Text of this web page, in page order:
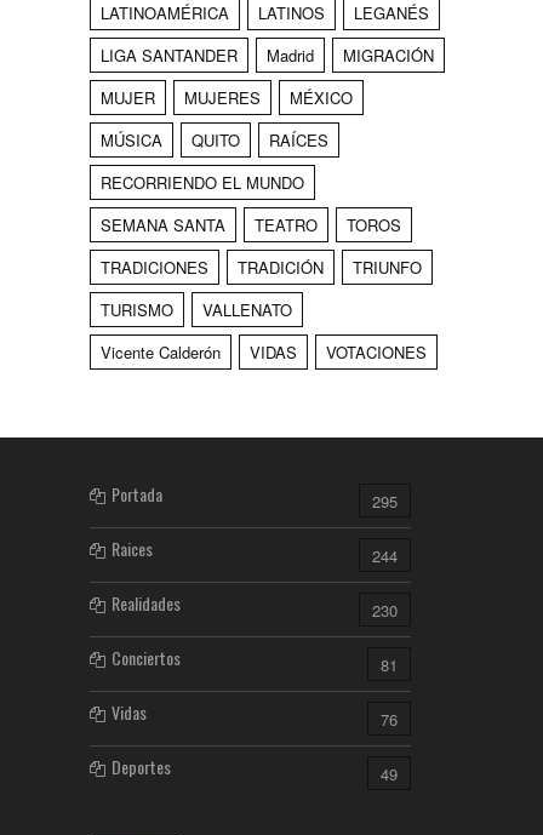
LATINOAMÉRICA
LATINOS
LEGANÉS
LIGA SANTANDER
Madrid
MIGRACIÓN
MUJER
MUJERES
MÉXICO
MÚSICA
QUITO
RAÍCES
RECORRIENDO EL MUNDO
SEMANA SANTA
TEATRO
TOROS
TRADICIONES
TRADICIÓN
TRIUNFO
TURISMO
VALLENATO
Vicente Calderón
VIDAS VOTACIONES
Portada 295
Raices 244
Realidades 230
Conciertos 81
Vidas 76
Deportes 49